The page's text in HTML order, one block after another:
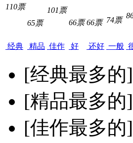
110票
经典
65票
精品
101票
佳作
66票
好
66票
还好
74票
一般
[经典最多的]
[精品最多的]
[佳作最多的]